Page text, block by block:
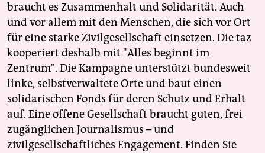
braucht es Zusammenhalt und Solidarität. Auch
und vor allem mit den Menschen, die sich vor Ort
für eine starke Zivilgesellschaft einsetzen. Die taz
kooperiert deshalb mit "Alles beginnt im
Zentrum". Die Kampagne unterstützt bundesweit
linke, selbstverwaltete Orte und baut einen
solidarischen Fonds für deren Schutz und Erhalt
auf. Eine offene Gesellschaft braucht guten, frei
zugänglichen Journalismus – und
zivilgesellschaftliches Engagement. Finden Sie